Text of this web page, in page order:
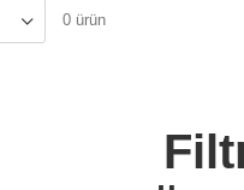
0 ürün